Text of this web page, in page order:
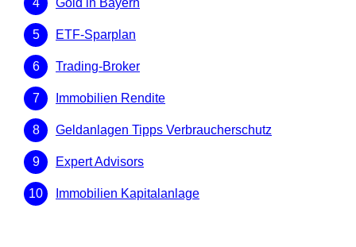
Gold in Bayern
ETF-Sparplan
Trading-Broker
Immobilien Rendite
Geldanlagen Tipps Verbraucherschutz
Expert Advisors
Immobilien Kapitalanlage